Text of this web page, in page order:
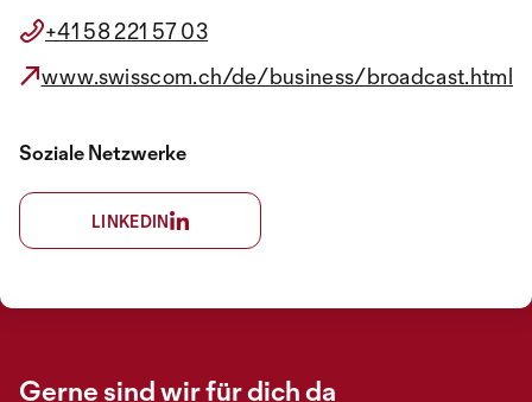
+41 58 221 57 03
www.swisscom.ch/de/business/broadcast.html
Soziale Netzwerke
LINKEDIN
Gerne sind wir für dich da